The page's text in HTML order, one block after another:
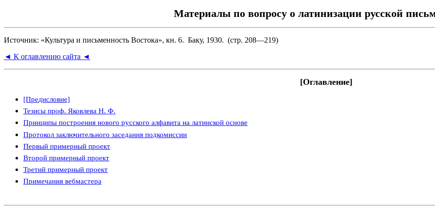
Материалы по вопросу о латинизации русской
Источник: «Культура и письменность Востока», кн. 6. Баку, 1930. (стр. 208—219)
◄ К оглавлению сайта ◄
[Оглавление]
[Предисловие]
Тезисы проф. Яковлева Н. Ф.
Принципы построения нового русского алфавита на латинской основе
Протокол заключительного заседания подкомиссии
Первый примерный проект
Второй примерный проект
Третий примерный проект
Примечания вебмастера